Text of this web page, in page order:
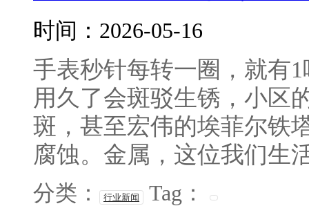
时间：2026-05-16
手表秒针每转一圈，就有
用久了会斑驳生锈，小区
斑，甚至宏伟的埃菲尔铁
腐蚀。金属，这位我们生
分类： 行业新闻 Tag：